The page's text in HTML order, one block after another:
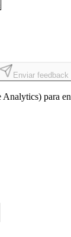
Enviar feedback
para